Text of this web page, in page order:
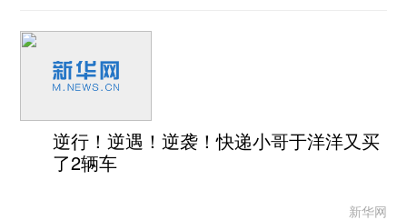
逆行！逆遇！逆袭！快递小哥于洋洋又买
了2辆车
新华网